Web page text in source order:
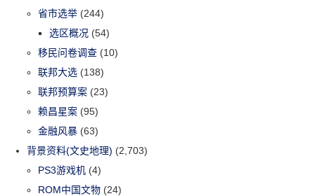
省市选举 (244)
选区概况 (54)
移民问卷调查 (10)
联邦大选 (138)
联邦预算案 (23)
赖昌星案 (95)
金融风暴 (63)
背景资料(文史地理) (2,703)
PS3游戏机 (4)
ROM中国文物 (24)